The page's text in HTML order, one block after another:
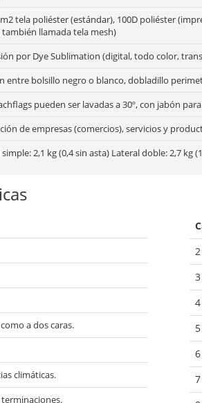
tela poliéster (estándar), 100D poliéster
llamada tela mesh)
por Dye Sublimation (digital, todo color,
entre bolsillo negro o blanco, dobladillo
pueden ser lavadas a 30º, con jabón
de empresas (comercios), servicios y
2,1 kg (0,4 sin asta) Lateral doble: 2,7 kg
a dos caras.
climáticas.
2
3
4
5
6
7